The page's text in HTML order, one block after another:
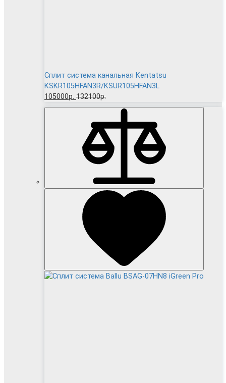
Сплит система канальная Kentatsu
KSKR105HFAN3R/KSUR105HFAN3L
105000р. 132100р.